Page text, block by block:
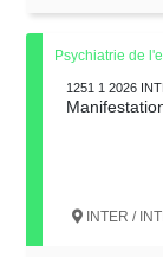
Psychiatrie de
1251 1 2026
INTER /